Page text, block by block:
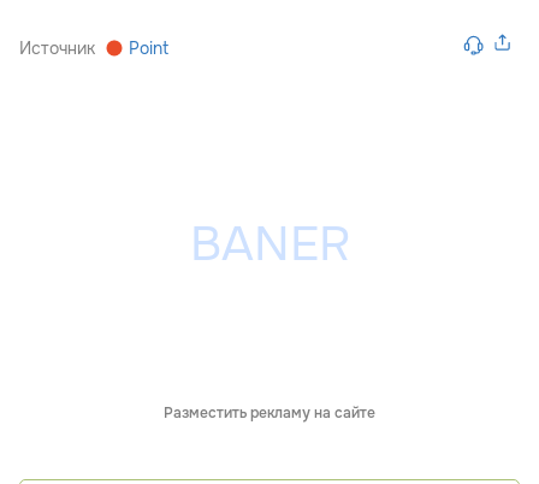
Источник Point
Разместить рекламу на сайте